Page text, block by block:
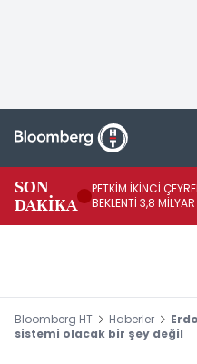
SON
DAKİKA
PETKİM İKİNCİ
BEKLENTİ 3,8
Bloomberg HT Haberler
sistemi olacak bir şey değil